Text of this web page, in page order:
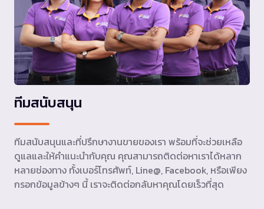
ทีมสนับสนุน
ทีมสนับสนุนและที่ปรึกษางานขายของเรา พร้อมที่จะช่วยเหลือ
ดูแลและให้คำแนะนำกับคุณ คุณสามารถติดต่อหาเราได้หลาก
หลายช่องทาง ทั้งเบอร์โทรศัพท์, Line@, Facebook, หรือเพียง
กรอกข้อมูลข้างๆ นี้ เราจะติดต่อกลับหาคุณโดยเร็วที่สุด